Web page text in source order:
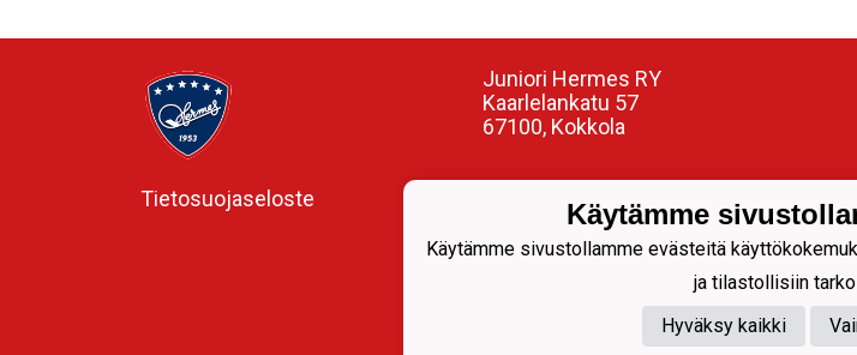
Tietosuojaseloste
Juniori Hermes RY
Kaarlelankatu 57
67100, Kokkola
Valmennuspäällikkö:
Ismo Siren
0407304799
ismo.siren@juniorihermes.fi
Käytämme
Käytämme sivustollamme evästeitä
ja tilastollisiin
Hyväksy kaikki